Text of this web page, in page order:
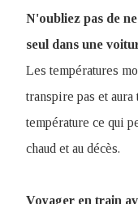
N'oubliez pas de
seul dans une
Les températures
transpire pas et
température ce qui
chaud et au décès.
Voyager en train